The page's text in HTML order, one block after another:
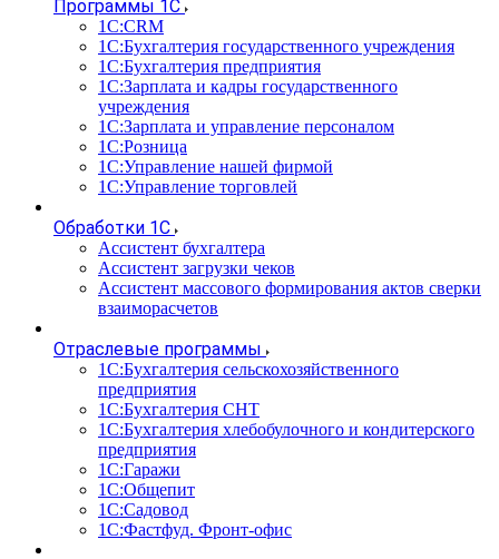
Программы 1С
1С:CRM
1С:Бухгалтерия государственного учреждения
1С:Бухгалтерия предприятия
1С:Зарплата и кадры государственного
учреждения
1С:Зарплата и управление персоналом
1С:Розница
1С:Управление нашей фирмой
1С:Управление торговлей
Обработки 1С
Ассистент бухгалтера
Ассистент загрузки чеков
Ассистент массового формирования актов сверки
взаиморасчетов
Отраслевые программы
1С:Бухгалтерия сельскохозяйственного
предприятия
1С:Бухгалтерия СНТ
1С:Бухгалтерия хлебобулочного и кондитерского
предприятия
1С:Гаражи
1С:Общепит
1С:Садовод
1С:Фастфуд. Фронт-офис